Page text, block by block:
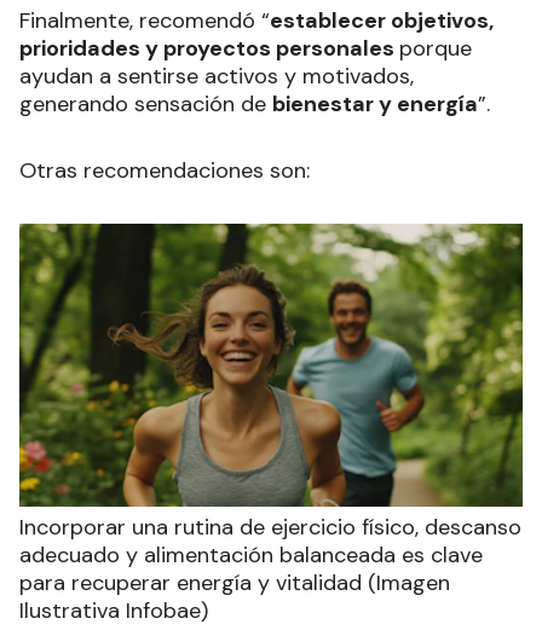
Finalmente, recomendó “establecer objetivos,
prioridades y proyectos personales porque
ayudan a sentirse activos y motivados,
generando sensación de bienestar y energía”.
Otras recomendaciones son:
Incorporar una rutina de ejercicio físico, descanso
adecuado y alimentación balanceada es clave
para recuperar energía y vitalidad (Imagen
Ilustrativa Infobae)